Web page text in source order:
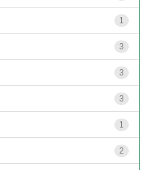
1
3
3
3
1
2